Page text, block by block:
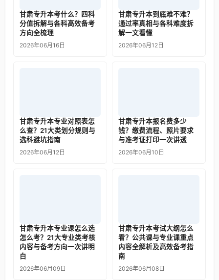
甘肃专升本考什么？四科
分值拆解与各科高效备考
方向全梳理
2026年06月16日
甘肃专升本到底难不难？
通过率真相与各科难度拆
解一文看懂
2026年06月12日
甘肃专升本专业对照表怎
么查？21大类划分规则与
选科避坑指南
2026年06月12日
甘肃专升本报名费多少
钱？缴费流程、照片要求
与准考证打印一次讲透
2026年06月10日
甘肃专升本专业课怎么选
怎么考？21大专业类考核
内容与备考方向一次讲明
白
2026年06月09日
甘肃专升本考试大纲怎么
看？公共课与专业课重点
内容全解析及高效备考指
南
2026年06月08日